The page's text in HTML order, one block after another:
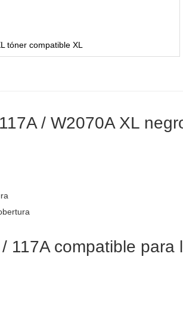
tóner compatible XL
/ W2070A XL
117A compatible para